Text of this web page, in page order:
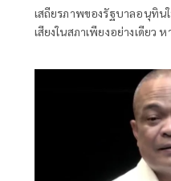
เสถียรภาพของรัฐบาลอนุทิน
เสียงในสภาเพียงอย่างเดียว
ข่ายอำนาจของพรรคภูมิใจไ